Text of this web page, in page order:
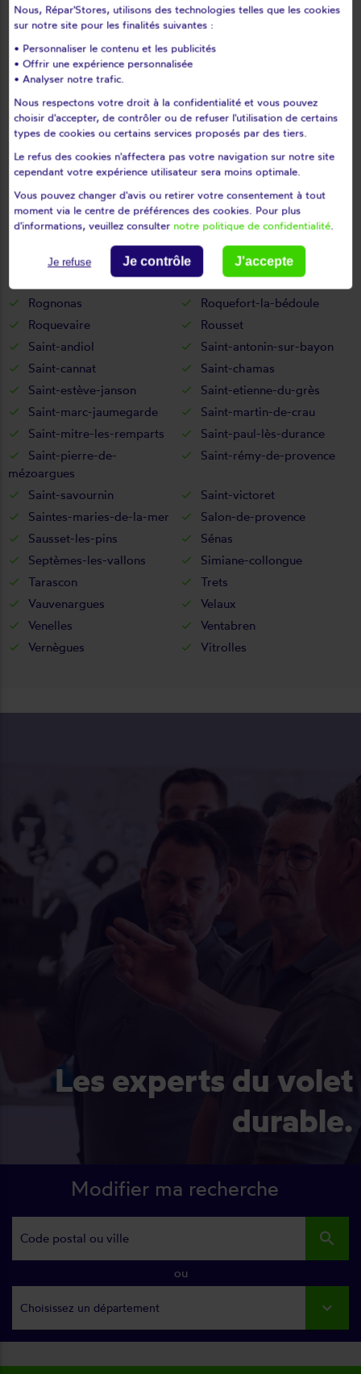
Marignane
Marseille
Martigues
Mas-blanc-des-alpilles
Maussane-les-alpilles
Meyreuil
Miramas
Mollégès
Mouriès
Noves
Orgon
Paradou
Pélissanne
Peynier
Peypin
Peyrolles-en-provence
Plan-de-cuques
Plan-d'orgon
Puyloubier
Riboux
Rognes
Rognonas
Roquefort-la-bédoule
Roquevaire
Rousset
Saint-andiol
Saint-antonin-sur-bayon
Saint-cannat
Saint-chamas
Saint-estève-janson
Saint-etienne-du-grès
Saint-marc-jaumegarde
Saint-martin-de-crau
Saint-mitre-les-remparts
Saint-paul-lès-durance
Saint-pierre-de-
mézoargues
Saint-rémy-de-provence
Saint-savournin
Saint-victoret
Saintes-maries-de-la-mer
Salon-de-provence
Sausset-les-pins
Sénas
Septèmes-les-vallons
Simiane-collongue
Tarascon
Trets
Vauvenargues
Velaux
Venelles
Ventabren
Vernègues
Vitrolles
Les experts du volet
durable.
Modifier ma recherche
search
ou
Choisissez un département
Nous, Répar'Stores, utilisons des technologies telles que les cookies
sur notre site pour les finalités suivantes :
• Personnaliser le contenu et les publicités
• Offrir une expérience personnalisée
• Analyser notre trafic.
Nous respectons votre droit à la confidentialité et vous pouvez
choisir d'accepter, de contrôler ou de refuser l'utilisation de certains
types de cookies ou certains services proposés par des tiers.
Le refus des cookies n'affectera pas votre navigation sur notre site
cependant votre expérience utilisateur sera moins optimale.
Vous pouvez changer d'avis ou retirer votre consentement à tout
moment via le centre de préférences des cookies. Pour plus
d'informations, veuillez consulter notre politique de confidentialité.
Je refuse Je contrôle J'accepte